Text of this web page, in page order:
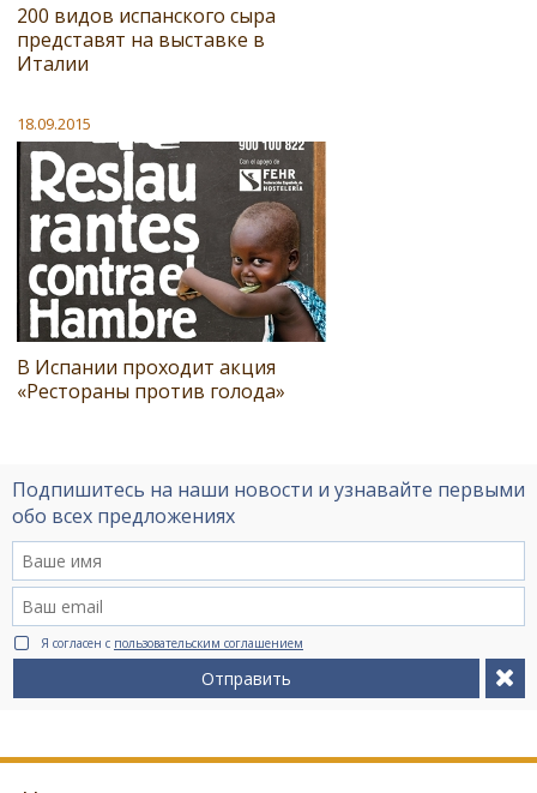
200 видов испанского сыра
представят на выставке в
Италии
18.09.2015
В Испании проходит акция
«Рестораны против голода»
Подпишитесь на наши новости и узнавайте первыми
обо всех предложениях
Я согласен с пользовательским соглашением
Отправить